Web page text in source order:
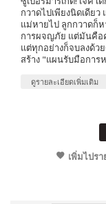
กวาดไปเพียงนิดเดีย
แม่หายไป ลูกกวาดก็
การผจญภัย แต่มันคือ
แต่ทุกอย่างก็จบลงด้ว
สร้าง "แผนรับมือการ
ดูรายละเอียดเพิ่มเติม
เพิ่มไปร